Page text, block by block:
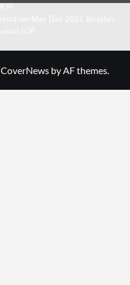
CoverNewsby AF themes.